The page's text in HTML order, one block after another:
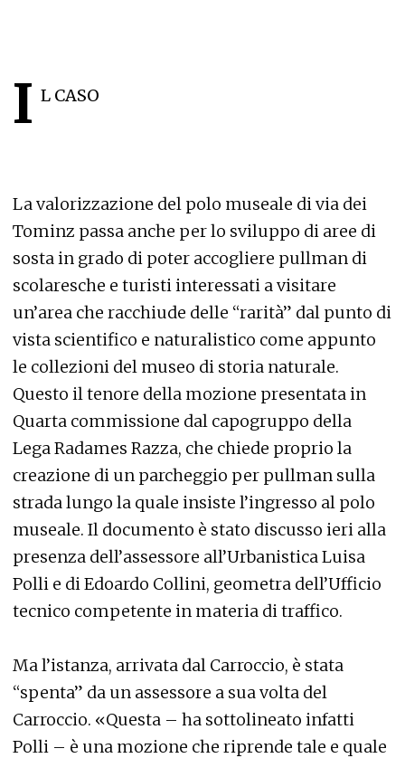
I L CASO
La valorizzazione del polo museale di via dei
Tominz passa anche per lo sviluppo di aree di
sosta in grado di poter accogliere pullman di
scolaresche e turisti interessati a visitare
un’area che racchiude delle “rarità” dal punto di
vista scientifico e naturalistico come appunto
le collezioni del museo di storia naturale.
Questo il tenore della mozione presentata in
Quarta commissione dal capogruppo della
Lega Radames Razza, che chiede proprio la
creazione di un parcheggio per pullman sulla
strada lungo la quale insiste l’ingresso al polo
museale. Il documento è stato discusso ieri alla
presenza dell’assessore all’Urbanistica Luisa
Polli e di Edoardo Collini, geometra dell’Ufficio
tecnico competente in materia di traffico.
Ma l’istanza, arrivata dal Carroccio, è stata
“spenta” da un assessore a sua volta del
Carroccio. «Questa – ha sottolineato infatti
Polli – è una mozione che riprende tale e quale